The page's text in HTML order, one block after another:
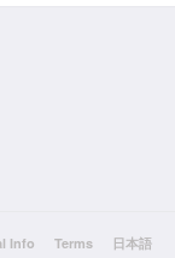
Info Terms
日本語